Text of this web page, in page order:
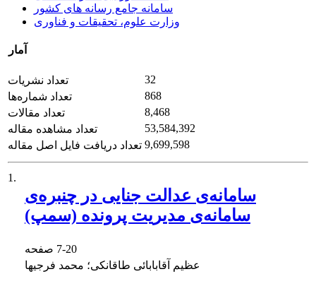
سامانه جامع رسانه های کشور
وزارت علوم، تحقیقات و فناوری
آمار
تعداد نشریات
32
تعداد شماره‌ها
868
تعداد مقالات
8,468
تعداد مشاهده مقاله
53,584,392
تعداد دریافت فایل اصل مقاله 9,699,598
1.
سامانه‌ی عدالت جنایی در چنبره‌ی
سامانه‌ی مدیریت پرونده (سمپ)
7-20
عظیم آقابابائی طاقانکی؛ محمد فرجیها